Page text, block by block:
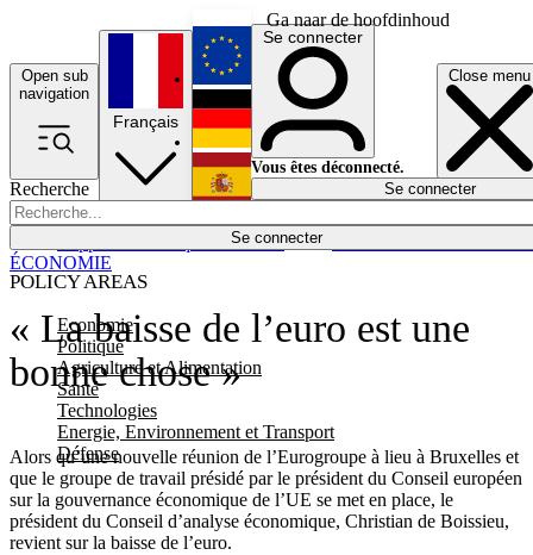
Ga naar de hoofdinhoud
Open sub
navigation
Close menu
Recherche
Se connecter
POLICY AREAS
Economie
Politique
Agriculture et Alimentation
Santé
Technologies
Energie, Environnement et Transport
Défense
Économie
Français
English
Deutsch
Español
Se connecter
Vous êtes déconnecté.
Se connecter
« La baisse de l’euro est une
bonne chose »
Alors qu’une nouvelle réunion de l’Eurogroupe à lieu à Bruxelles et
que le groupe de travail présidé par le président du Conseil européen
sur la gouvernance économique de l’UE se met en place, le
président du Conseil d’analyse économique, Christian de Boissieu,
revient sur la baisse de l’euro.
ÉCONOMIE